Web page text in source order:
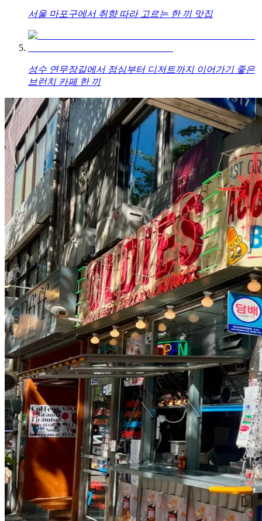
서울 마포구에서 취향 따라 고르는 한 끼 맛집
성수 연무장길에서 점심부터 디저트까지 이어가기 좋은
브런치 카페 한 끼